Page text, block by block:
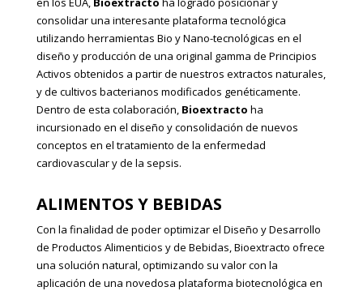
consolidar una interesante plataforma tecnológica
utilizando herramientas Bio y Nano-tecnológicas en el
diseño y producción de una original gamma de Principios
Activos obtenidos a partir de nuestros extractos naturales,
y de cultivos bacterianos modificados genéticamente.
Dentro de esta colaboración, Bioextracto ha
incursionado en el diseño y consolidación de nuevos
conceptos en el tratamiento de la enfermedad
cardiovascular y de la sepsis.
ALIMENTOS Y BEBIDAS
Con la finalidad de poder optimizar el Diseño y Desarrollo
de Productos Alimenticios y de Bebidas, Bioextracto ofrece
una solución natural, optimizando su valor con la
aplicación de una novedosa plataforma biotecnológica en